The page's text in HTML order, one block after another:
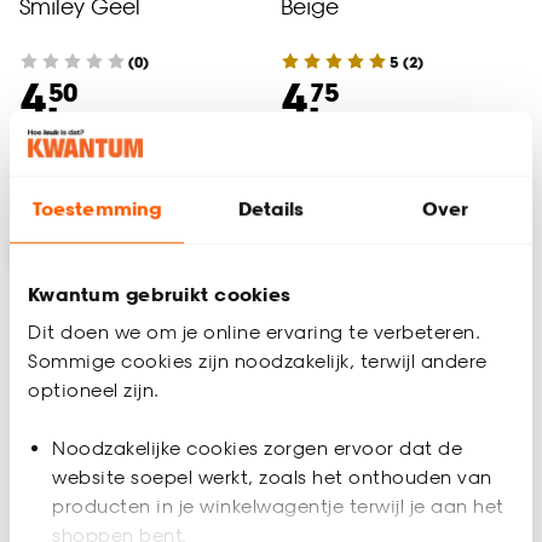
Toestemming Details Over
Kwantum gebruikt cookies
Dit doen we om je online ervaring te verbeteren.
Sommige cookies zijn noodzakelijk, terwijl andere
optioneel zijn.
Noodzakelijke cookies zorgen ervoor dat de
website soepel werkt, zoals het onthouden van
producten in je winkelwagentje terwijl je aan het
shoppen bent.
(0)
4.50
5 (2)
4.75